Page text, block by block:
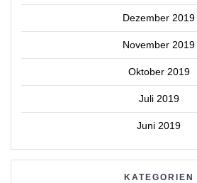
Dezember 2019
November 2019
Oktober 2019
Juli 2019
Juni 2019
KATEGORIEN